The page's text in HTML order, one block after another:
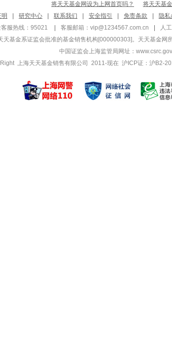
将天天基金网设为上网首页吗？
将天天基
研究中心 联系我们 安全指引 免责条款 隐私
服热线：95021
客服邮箱： vip@1234567.com.cn
人
天基金系证监会批准的基金销售机构[000000303]。天天基金网
中国证监会上海监管局网址：
上海天天基金销售有限公司 2011-现在 沪ICP证：沪B2-